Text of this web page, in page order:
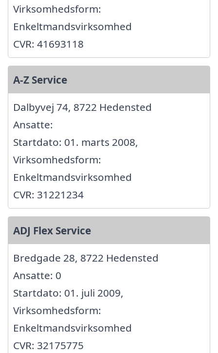
Virksomhedsform:
Enkeltmandsvirksomhed
CVR: 41693118
A-Z Service
Dalbyvej 74, 8722 Hedensted
Ansatte:
Startdato: 01. marts 2008,
Virksomhedsform:
Enkeltmandsvirksomhed
CVR: 31221234
ADJ Flex Service
Bredgade 28, 8722 Hedensted
Ansatte: 0
Startdato: 01. juli 2009,
Virksomhedsform:
Enkeltmandsvirksomhed
CVR: 32175775